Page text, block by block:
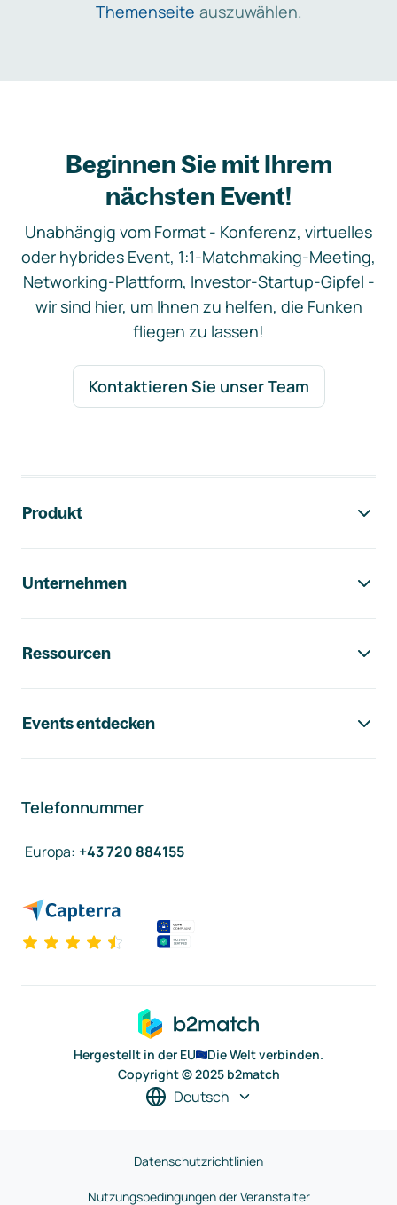
Themenseite auszuwählen.
Beginnen Sie mit Ihrem
nächsten Event!
Unabhängig vom Format - Konferenz, virtuelles
oder hybrides Event, 1:1-Matchmaking-Meeting,
Networking-Plattform, Investor-Startup-Gipfel -
wir sind hier, um Ihnen zu helfen, die Funken
fliegen zu lassen!
Kontaktieren Sie unser Team
Produkt
Unternehmen
Ressourcen
Events entdecken
Telefonnummer
Europa: +43 720 884155
Hergestellt in der EU
Die Welt verbinden.
Copyright © 2025 b2match
Deutsch
Datenschutzrichtlinien
Nutzungsbedingungen der Veranstalter